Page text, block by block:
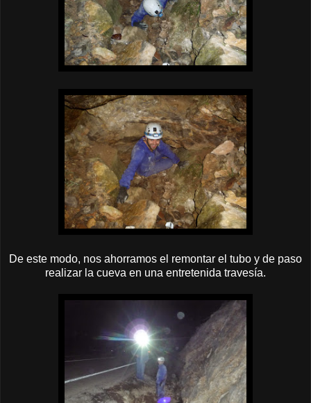
De este modo, nos ahorramos el remontar el tubo y de paso
realizar la cueva en una entretenida travesía.